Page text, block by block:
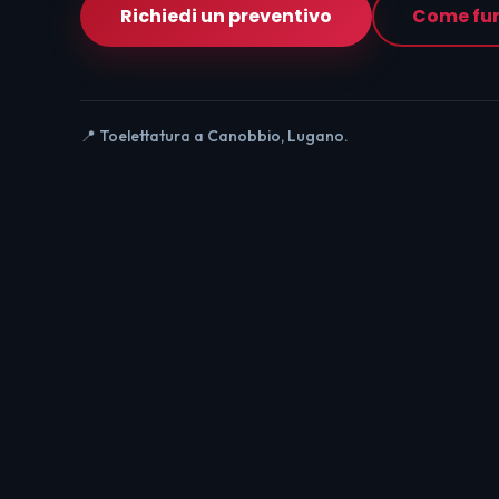
Richiedi un preventivo Come
📍 Toelettatura a Canobbio, Lugano.